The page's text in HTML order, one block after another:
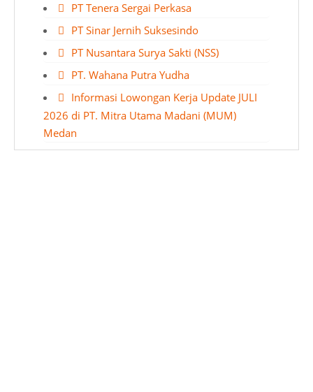
PT Tenera Sergai Perkasa
PT Sinar Jernih Suksesindo
PT Nusantara Surya Sakti (NSS)
PT. Wahana Putra Yudha
Informasi Lowongan Kerja Update JULI
2026 di PT. Mitra Utama Madani (MUM)
Medan